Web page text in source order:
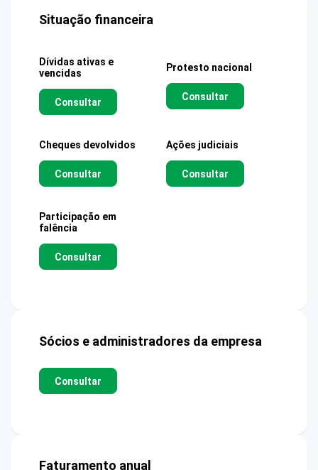
Situação financeira
Dívidas ativas e
vencidas
Consultar
Protesto nacional
Consultar
Cheques devolvidos
Consultar
Ações judiciais
Consultar
Participação em
falência
Consultar
Sócios e administradores da empresa
Consultar
Faturamento anual